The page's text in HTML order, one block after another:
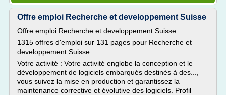
Offre emploi Recherche et developpement Suisse
Offre emploi Recherche et developpement Suisse
1315 offres d'emploi sur 131 pages pour Recherche et
developpement Suisse :
Votre activité : Votre activité englobe la conception et le
développement de logiciels embarqués destinés à des...,
vous suivez la mise en production et garantissez la
maintenance corrective et évolutive des logiciels. Profil